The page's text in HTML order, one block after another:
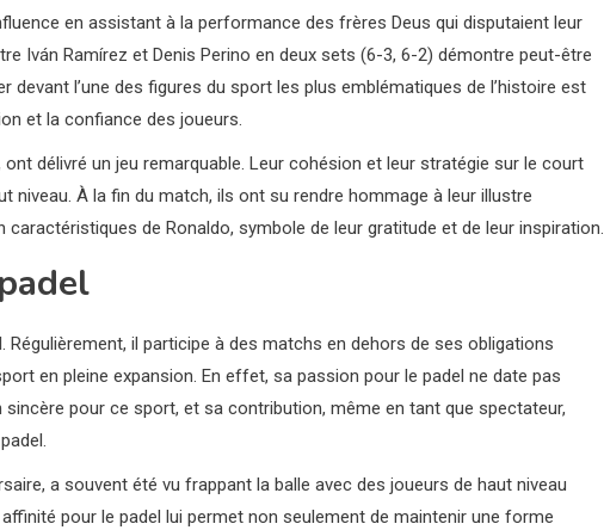
en assistant à la performance des frères Deus qui disputaient leur
Iván Ramírez et Denis Perino en deux sets (6-3, 6-2) démontre peut-être
devant l’une des figures du sport les plus emblématiques de l’histoire est
et la confiance des joueurs.
délivré un jeu remarquable. Leur cohésion et leur stratégie sur le court
niveau. À la fin du match, ils ont su rendre hommage à leur illustre
de Ronaldo, symbole de leur gratitude et de leur inspiration.
Régulièrement, il participe à des matchs en dehors de ses obligations
en pleine expansion. En effet, sa passion pour le padel ne date pas
sincère pour ce sport, et sa contribution, même en tant que spectateur,
a souvent été vu frappant la balle avec des joueurs de haut niveau
pour le padel lui permet non seulement de maintenir une forme